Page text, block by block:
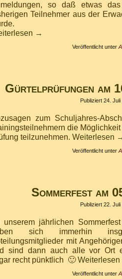
so daß etwas
Teilnehmer aus der
→
Veröffentlicht unter
Gürtelprüfungen am
Publiziert 24. Juli
zum Schuljahres-
die
teilzunehmen. Weiterlesen
Veröffentlicht unter
Sommerfest am
Publiziert 22. Juli
unserem jährlichen
sich immerhin
mit
sind dann auch alle vor Ort
recht pünktlich 🙂Weiterlesen
Veröffentlicht unter